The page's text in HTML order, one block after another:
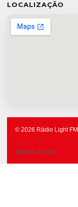
LOCALIZAÇÃO
© 2026 Rádio Light
Termos de Uso